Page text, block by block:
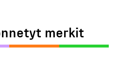
merkit